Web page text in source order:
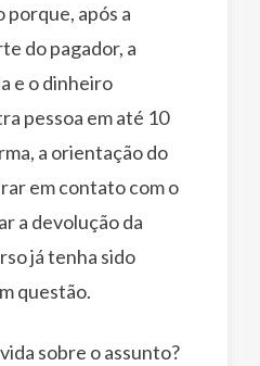
porque, após a
do pagador, a
e o dinheiro
pessoa em até 10
a orientação do
em contato com o
a devolução da
já tenha sido
questão.
sobre o assunto?